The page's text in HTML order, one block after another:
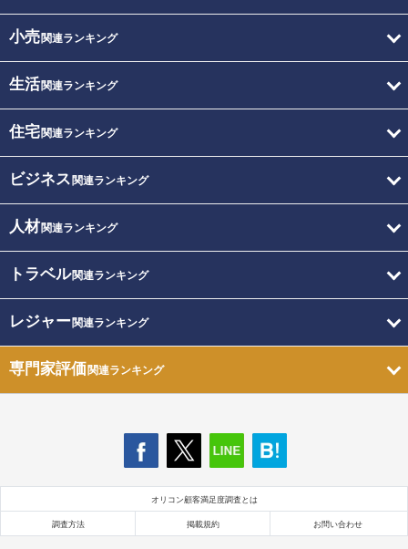
小売関連ランキング
生活関連ランキング
住宅関連ランキング
ビジネス 関連ランキング
人材関連ランキング
トラベル関連ランキング
レジャー関連ランキング
専門家評価関連ランキング
オリコン顧客満足度調査とは
調査方法 掲載規約 お問い合わせ